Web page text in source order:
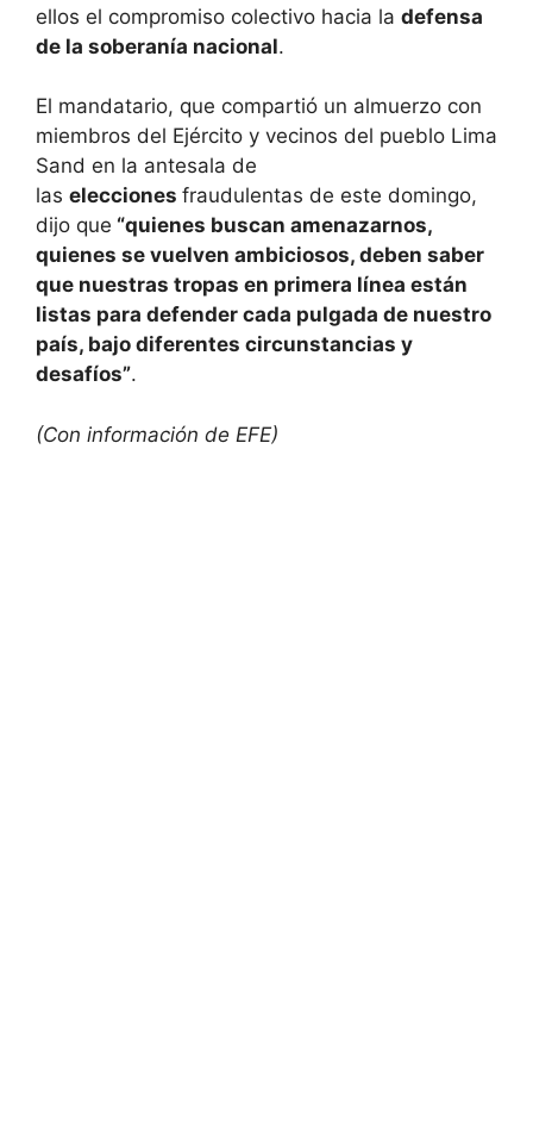
ellos el compromiso colectivo hacia la defensa
de la soberanía nacional.
El mandatario, que compartió un almuerzo con
miembros del Ejército y vecinos del pueblo Lima
Sand en la antesala de
las elecciones fraudulentas de este domingo,
dijo que “quienes buscan amenazarnos,
quienes se vuelven ambiciosos, deben saber
que nuestras tropas en primera línea están
listas para defender cada pulgada de nuestro
país, bajo diferentes circunstancias y
desafíos”.
(Con información de EFE)